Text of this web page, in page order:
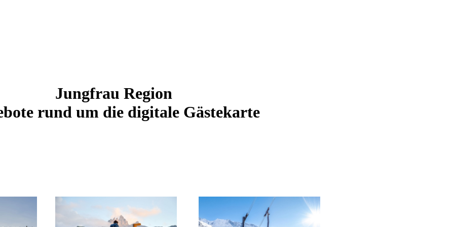
Jungfrau Region
rund um die digitale Gästekarte